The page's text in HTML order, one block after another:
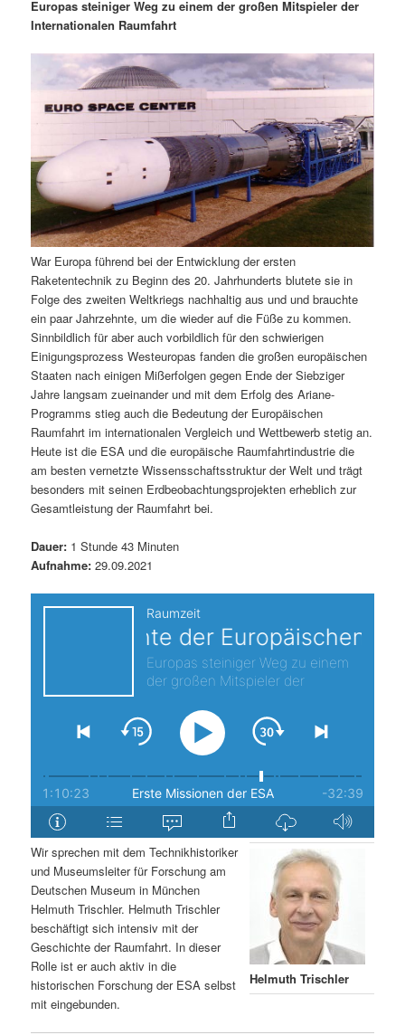
e
n
I
n
h
a
l
t
s
p
r
i
n
ä
r
e
n
I
n
h
a
l
t
s
p
g
n
n
a
o
n
Europas steiniger Weg zu einem der großen Mitspieler der
Internationalen Raumfahrt
War Europa führend bei der Entwicklung der ersten
Raketentechnik zu Beginn des 20. Jahrhunderts blutete sie in
Folge des zweiten Weltkriegs nachhaltig aus und und brauchte
ein paar Jahrzehnte, um die wieder auf die Füße zu kommen.
Sinnbildlich für aber auch vorbildlich für den schwierigen
Einigungsprozess Westeuropas fanden die großen europäischen
Staaten nach einigen Mißerfolgen gegen Ende der Siebziger
Jahre langsam zueinander und mit dem Erfolg des Ariane-
Programms stieg auch die Bedeutung der Europäischen
Raumfahrt im internationalen Vergleich und Wettbewerb stetig an.
Heute ist die ESA und die europäische Raumfahrtindustrie die
am besten vernetzte Wissensschaftsstruktur der Welt und trägt
besonders mit seinen Erdbeobachtungsprojekten erheblich zur
Gesamtleistung der Raumfahrt bei.
Dauer: 1 Stunde 43 Minuten
Aufnahme: 29.09.2021
Helmuth Trischler
Wir sprechen mit dem Technikhistoriker
und Museumsleiter für Forschung am
Deutschen Museum in München
Helmuth Trischler. Helmuth Trischler
beschäftigt sich intensiv mit der
Geschichte der Raumfahrt. In dieser
Rolle ist er auch aktiv in die
historischen Forschung der ESA selbst
mit eingebunden.